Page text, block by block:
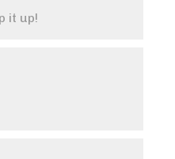
it up!